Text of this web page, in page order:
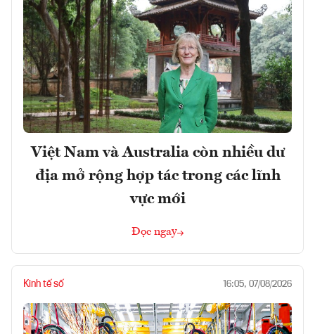
Việt Nam và Australia còn nhiều dư
địa mở rộng hợp tác trong các lĩnh
vực mới
Đọc ngay
Kinh tế số 16:05, 07/08/2026